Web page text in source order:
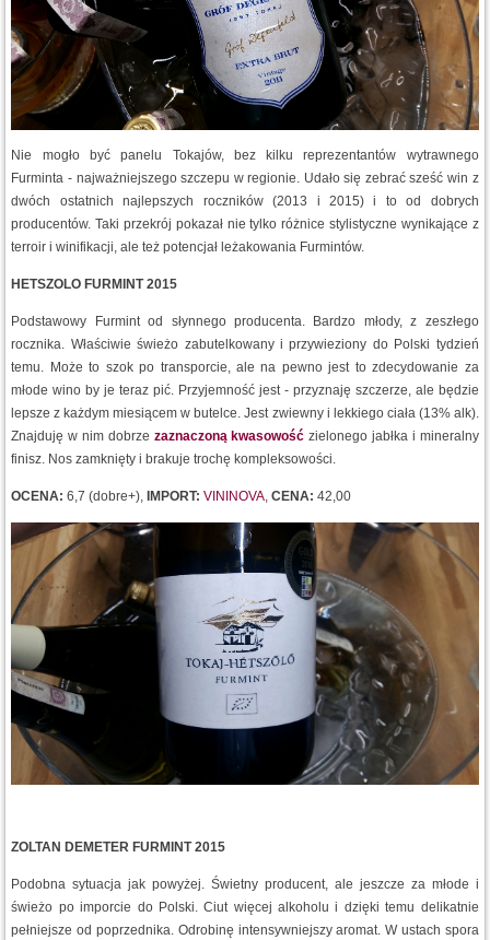
Nie mogło być panelu Tokajów, bez kilku reprezentantów wytrawnego
Furminta - najważniejszego szczepu w regionie. Udało się zebrać sześć win z
dwóch ostatnich najlepszych roczników (2013 i 2015) i to od dobrych
producentów. Taki przekrój pokazał nie tylko różnice stylistyczne wynikające z
terroir i winifikacji, ale też potencjał leżakowania Furmintów.
HETSZOLO FURMINT 2015
Podstawowy Furmint od słynnego producenta. Bardzo młody, z zeszłego
rocznika. Właściwie świeżo zabutelkowany i przywieziony do Polski tydzień
temu. Może to szok po transporcie, ale na pewno jest to zdecydowanie za
młode wino by je teraz pić. Przyjemność jest - przyznaję szczerze, ale będzie
lepsze z każdym miesiącem w butelce. Jest zwiewny i lekkiego ciała (13% alk).
Znajduję w nim dobrze zaznaczoną kwasowość zielonego jabłka i mineralny
finisz. Nos zamknięty i brakuje trochę kompleksowości.
OCENA: 6,7 (dobre+), IMPORT: VININOVA,CENA: 42,00
ZOLTAN DEMETER FURMINT 2015
Podobna sytuacja jak powyżej. Świetny producent, ale jeszcze za młode i
świeżo po imporcie do Polski. Ciut więcej alkoholu i dzięki temu delikatnie
pełniejsze od poprzednika. Odrobinę intensywniejszy aromat. W ustach spora